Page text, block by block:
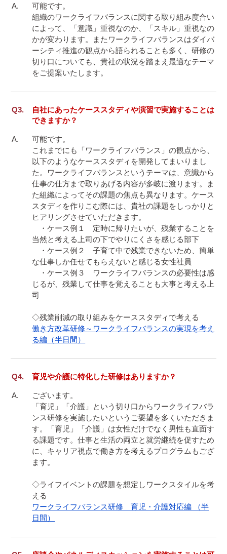
可能です。
組織のワークライフバランスに関する取り組み度合い
によって、「意識」重視なのか、「スキル」重視なの
かが変わります。またワークライフバランスはダイバ
ーシティ推進の観点から語られることも多く、研修の
切り口についても、貴社の状況を踏まえ最適なテーマ
をご提案いたします。
自社にあったケーススタディや演習で実施することは
できますか？
可能です。
これまでにも「ワークライフバランス」の観点から、
以下のようなケーススタディを開発してまいりまし
た。ワークライフバランスというテーマは、意識から
仕事の仕方まで取りあげる内容が多岐に渡ります。ま
た組織によってその課題の焦点も異なります。ケース
スタディを作りこむ際には、貴社の課題をしっかりと
ヒアリングさせていただきます。
・ケース例１　定時に帰りたいが、残業することを
当然と考える上司の下でやりにくさを感じる部下
・ケース例２　子育て中で残業できないため、簡単
な仕事しか任せてもらえないと感じる女性社員
・ケース例３　ワークライフバランスの必要性は感
じるが、残業して仕事を覚えることも大事と考える上
司
働き方改革研修～ワークライフバランスの実現を考え
る編（半日間）
育児や介護に特化した研修はありますか？
ございます。
「育児」「介護」という切り口からワークライフバラ
ンス研修を実施したいというご要望を多くいただきま
す。「育児」「介護」は女性だけでなく男性も直面す
る課題です。仕事と生活の両立と就労継続を促すため
に、キャリア視点で働き方を考えるプログラムもござ
ます。
◇ライフイベントの課題を想定しワークスタイルを考
ワークライフバランス研修　育児・介護対応編 （半
日間）